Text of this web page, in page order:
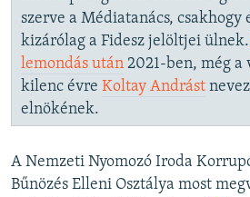
szerve a Médiatanács, csakhogy
kizárólag a Fidesz jelöltjei ülnek.
lemondás után 2021-ben, még a
kilenc évre Koltay Andrást
elnökének.
A Nemzeti Nyomozó Iroda
Bűnözés Elleni Osztálya most